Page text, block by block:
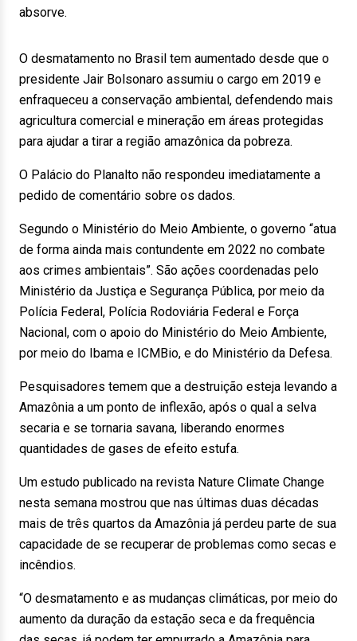
absorve.
O desmatamento no Brasil tem aumentado desde que o
presidente Jair Bolsonaro assumiu o cargo em 2019 e
enfraqueceu a conservação ambiental, defendendo mais
agricultura comercial e mineração em áreas protegidas
para ajudar a tirar a região amazônica da pobreza.
O Palácio do Planalto não respondeu imediatamente a
pedido de comentário sobre os dados.
Segundo o Ministério do Meio Ambiente, o governo “atua
de forma ainda mais contundente em 2022 no combate
aos crimes ambientais”. São ações coordenadas pelo
Ministério da Justiça e Segurança Pública, por meio da
Polícia Federal, Polícia Rodoviária Federal e Força
Nacional, com o apoio do Ministério do Meio Ambiente,
por meio do Ibama e ICMBio, e do Ministério da Defesa.
Pesquisadores temem que a destruição esteja levando a
Amazônia a um ponto de inflexão, após o qual a selva
secaria e se tornaria savana, liberando enormes
quantidades de gases de efeito estufa.
Um estudo publicado na revista Nature Climate Change
nesta semana mostrou que nas últimas duas décadas
mais de três quartos da Amazônia já perdeu parte de sua
capacidade de se recuperar de problemas como secas e
incêndios.
“O desmatamento e as mudanças climáticas, por meio do
aumento da duração da estação seca e da frequência